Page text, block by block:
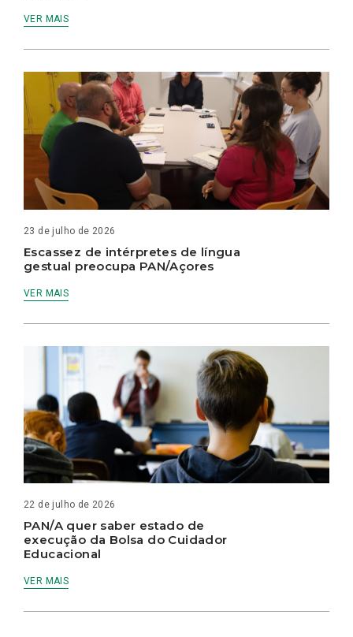
VER MAIS
23 de julho de 2026
Escassez de intérpretes de língua
gestual preocupa PAN/Açores
VER MAIS
22 de julho de 2026
PAN/A quer saber estado de
execução da Bolsa do Cuidador
Educacional
VER MAIS